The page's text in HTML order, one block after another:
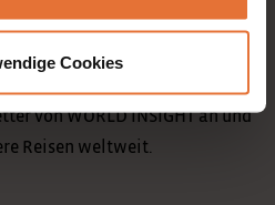
Cookies
von WORLD INSIGHT an und
Reisen weltweit.